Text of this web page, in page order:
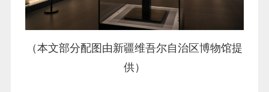
（本文部分配图由新疆维吾尔自治区博物馆提
供）